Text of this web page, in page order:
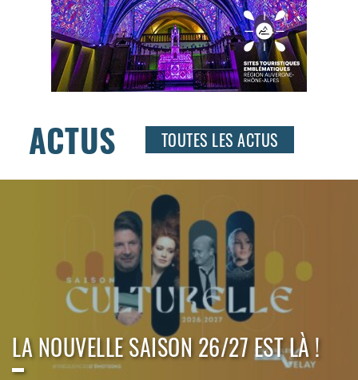
ACTUS TOUTES LES ACTUS
LA NOUVELLE SAISON 26/27 EST LÀ !